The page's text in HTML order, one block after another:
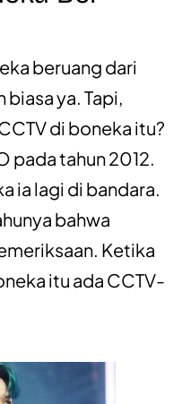
beruang dari
ya. Tapi,
di boneka itu?
pada tahun 2012.
ia lagi di bandara.
bahwa
Ketika
itu ada CCTV-